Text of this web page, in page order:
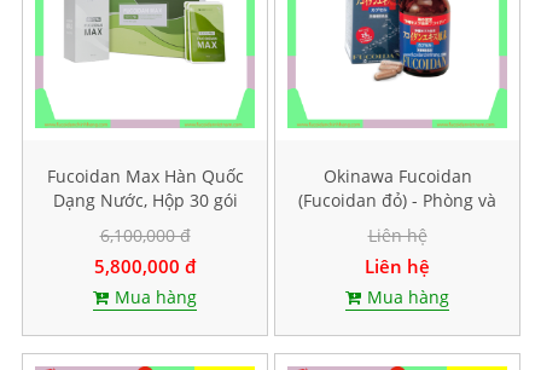
Fucoidan Max Hàn Quốc
Dạng Nước, Hộp 30 gói
mỗi gói 40ml
6,100,000 đ
5,800,000 đ
Mua hàng
Okinawa Fucoidan
(Fucoidan đỏ) - Phòng và
hỗ trợ điều trị ung thư,
Hộp 150 viên
Liên hệ
Liên hệ
Mua hàng